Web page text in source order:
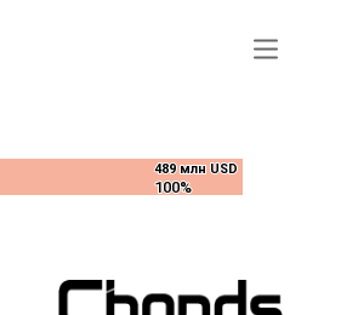
489 млн USD
100%
489 млн USD
100%